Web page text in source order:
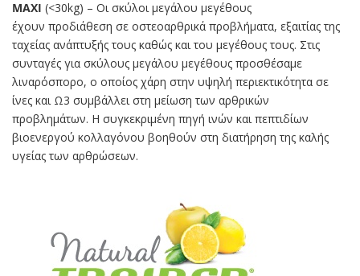
MAXI (<30kg) – Οι σκύλοι μεγάλου μεγέθους
έχουν προδιάθεση σε οστεοαρθρικά προβλήματα, εξαιτίας της
ταχείας ανάπτυξής τους καθώς και του μεγέθους τους. Στις
συνταγές για σκύλους μεγάλου μεγέθους προσθέσαμε
λιναρόσπορο, ο οποίος χάρη στην υψηλή περιεκτικότητα σε
ίνες και Ω3 συμβάλλει στη μείωση των αρθρικών
προβλημάτων. Η συγκεκριμένη πηγή ινών και πεπτιδίων
βιοενεργού κολλαγόνου βοηθούν στη διατήρηση της καλής
υγείας των αρθρώσεων.